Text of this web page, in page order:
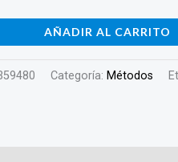
AÑADIR AL CARRITO
Categoría: Métodos